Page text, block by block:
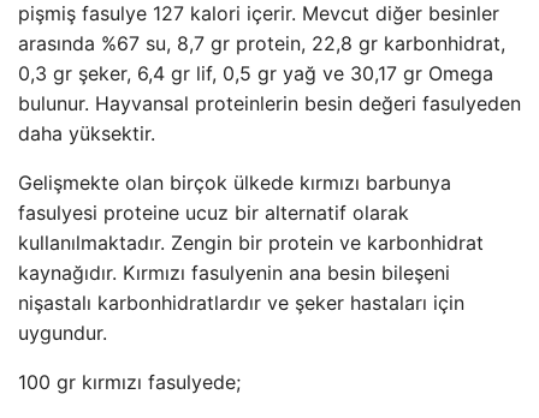
pişmiş fasulye 127 kalori içerir. Mevcut diğer besinler
arasında %67 su, 8,7 gr protein, 22,8 gr karbonhidrat,
0,3 gr şeker, 6,4 gr lif, 0,5 gr yağ ve 30,17 gr Omega
bulunur. Hayvansal proteinlerin besin değeri fasulyeden
daha yüksektir.
Gelişmekte olan birçok ülkede kırmızı barbunya
fasulyesi proteine ​​ucuz bir alternatif olarak
kullanılmaktadır. Zengin bir protein ve karbonhidrat
kaynağıdır. Kırmızı fasulyenin ana besin bileşeni
nişastalı karbonhidratlardır ve şeker hastaları için
uygundur.
100 gr kırmızı fasulyede;